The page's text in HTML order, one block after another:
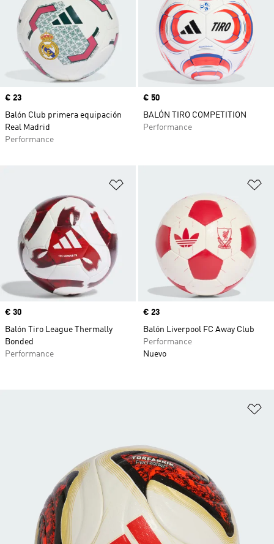
Precio
€ 23
Balón Club primera equipación
Real Madrid
Performance
Precio
€ 50
BALÓN TIRO COMPETITION
Performance
Precio
€ 30
Balón Tiro League Thermally
Bonded
Performance
Precio
€ 23
Balón Liverpool FC Away Club
Performance
Nuevo